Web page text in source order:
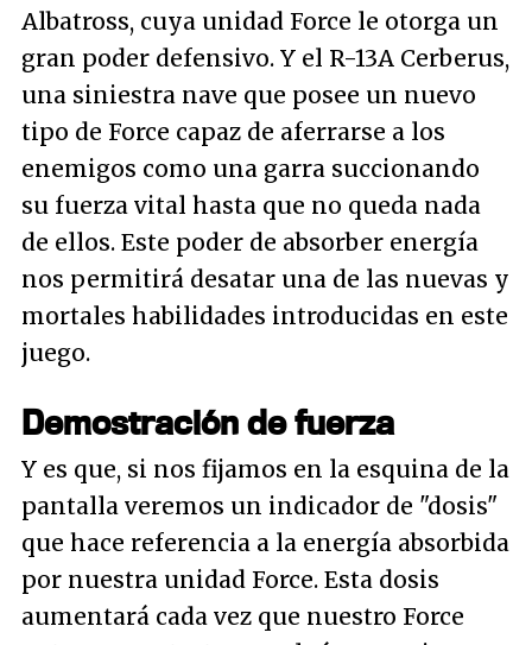
Albatross, cuya unidad Force le otorga un
gran poder defensivo. Y el R-13A Cerberus,
una siniestra nave que posee un nuevo
tipo de Force capaz de aferrarse a los
enemigos como una garra succionando
su fuerza vital hasta que no queda nada
de ellos. Este poder de absorber energía
nos permitirá desatar una de las nuevas y
mortales habilidades introducidas en este
juego.
Demostración de fuerza
Y es que, si nos fijamos en la esquina de la
pantalla veremos un indicador de "dosis"
que hace referencia a la energía absorbida
por nuestra unidad Force. Esta dosis
aumentará cada vez que nuestro Force